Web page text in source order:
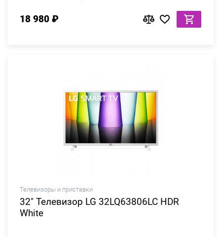
18 980 ₽
Телевизоры и приставки
32" Телевизор LG 32LQ63806LC HDR
White